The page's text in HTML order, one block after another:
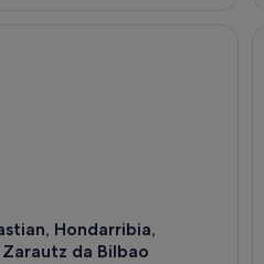
Hondarribia,
da Bilbao